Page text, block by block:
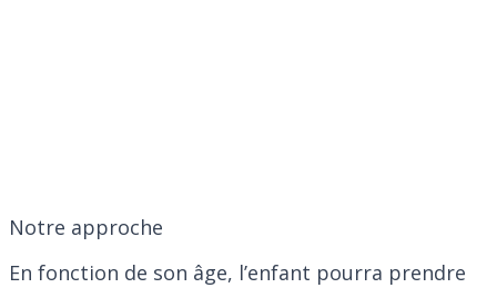
Notre approche
En fonction de son âge, l’enfant pourra prendre